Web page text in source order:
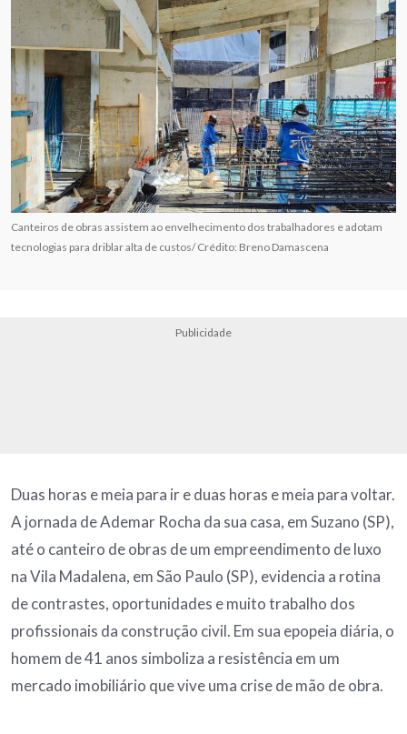
Canteiros de obras assistem ao envelhecimento dos trabalhadores e adotam
tecnologias para driblar alta de custos/ Crédito: Breno Damascena
Publicidade
Duas horas e meia para ir e duas horas e meia para voltar.
A jornada de Ademar Rocha da sua casa, em Suzano (SP),
até o canteiro de obras de um empreendimento de luxo
na Vila Madalena, em São Paulo (SP), evidencia a rotina
de contrastes, oportunidades e muito trabalho dos
profissionais da construção civil. Em sua epopeia diária, o
homem de 41 anos simboliza a resistência em um
mercado imobiliário que vive uma crise de mão de obra.